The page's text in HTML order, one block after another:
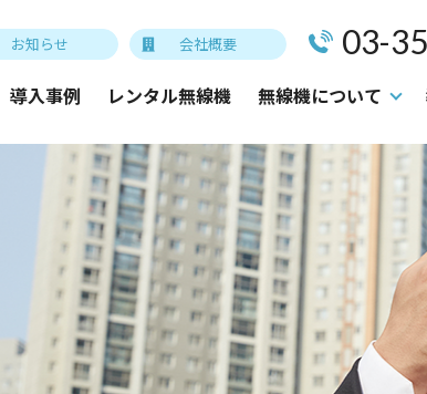
お知らせ 会社概要 03-
導入事例 レンタル無線機 無線機について